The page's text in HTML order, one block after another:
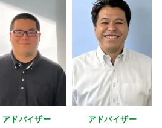
アドバイザー アドバイザー